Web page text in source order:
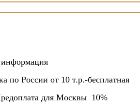
информация
по России от 10 т.р.-бесплатная
для Москвы 10%